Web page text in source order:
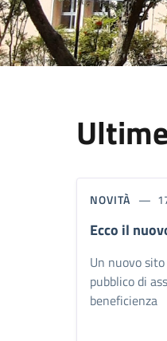
NOVITÀ
Ecco il
Un nuovo
pubblico di
beneficienza